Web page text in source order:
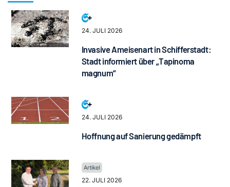
24. JULI 2026
Invasive Ameisenart in Schifferstadt:
Stadt informiert über „Tapinoma
magnum“
24. JULI 2026
Hoffnung auf Sanierung gedämpft
22. JULI 2026